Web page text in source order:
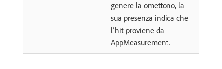
genere la omettono, la
sua presenza indica che
l’hit proviene da
AppMeasurement.